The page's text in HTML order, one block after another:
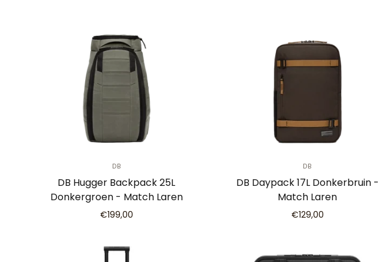
DB
DB Hugger Backpack 25L
Donkergroen - Match Laren
€199,00
DB
DB Daypack 17L Donkerbruin -
Match Laren
€129,00